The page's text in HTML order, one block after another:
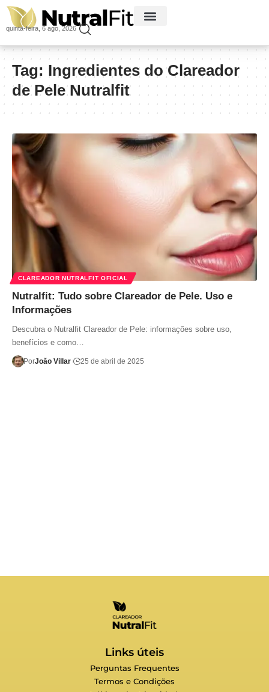
quinta-feira, 6 ago, 2026
Tag: Ingredientes do Clareador
de Pele Nutralfit
CLAREADOR NUTRALFIT OFICIAL
Nutralfit: Tudo sobre Clareador de Pele. Uso e
Informações
Descubra o Nutralfit Clareador de Pele: informações sobre uso,
benefícios e como…
PorJoão Villar 25 de abril de 2025
Links úteis
Perguntas Frequentes
Termos e Condições